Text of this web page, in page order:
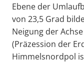
Ebene der
von 23,5 Grad
Neigung der
(Präzession der
Himmelsnordpol